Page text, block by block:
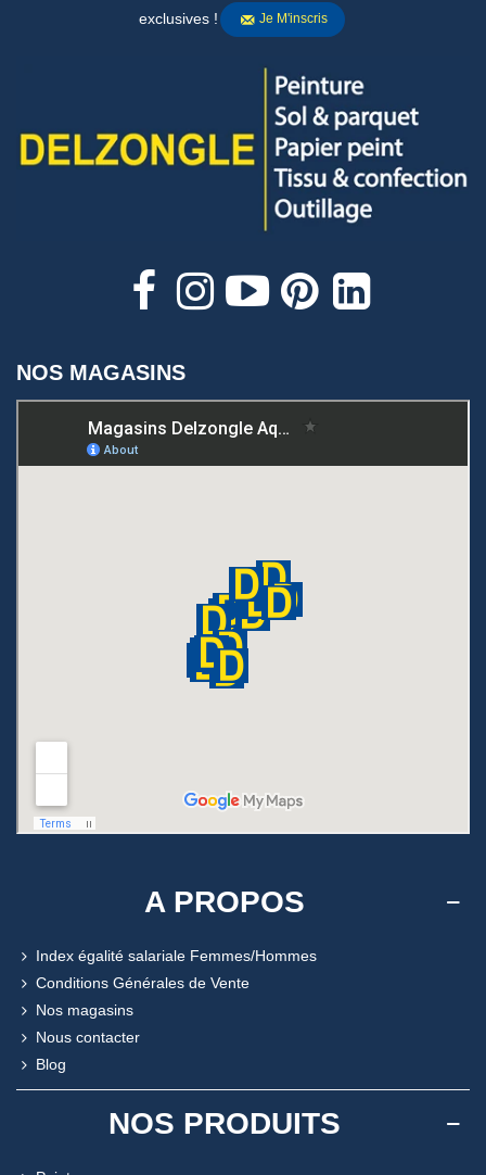
exclusives !
Je M'inscris
NOS MAGASINS
A PROPOS
Index égalité salariale Femmes/Hommes
Conditions Générales de Vente
Nos magasins
Nous contacter
Blog
NOS PRODUITS